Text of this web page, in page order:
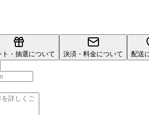
ト・抽選について 決済・料金について 配送